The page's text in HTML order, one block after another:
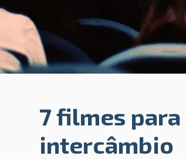
7 filmes
intercâmbio